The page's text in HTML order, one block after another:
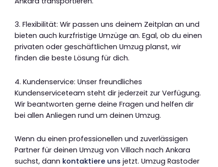
3. Flexibilität: Wir passen uns deinem Zeitplan an und
bieten auch kurzfristige Umzüge an. Egal, ob du einen
privaten oder geschäftlichen Umzug planst, wir
finden die beste Lösung für dich.
4. Kundenservice: Unser freundliches
Kundenserviceteam steht dir jederzeit zur Verfügung.
Wir beantworten gerne deine Fragen und helfen dir
bei allen Anliegen rund um deinen Umzug.
Wenn du einen professionellen und zuverlässigen
Partner für deinen Umzug von Villach nach Ankara
suchst, dann kontaktiere uns jetzt. Umzug Rastoder